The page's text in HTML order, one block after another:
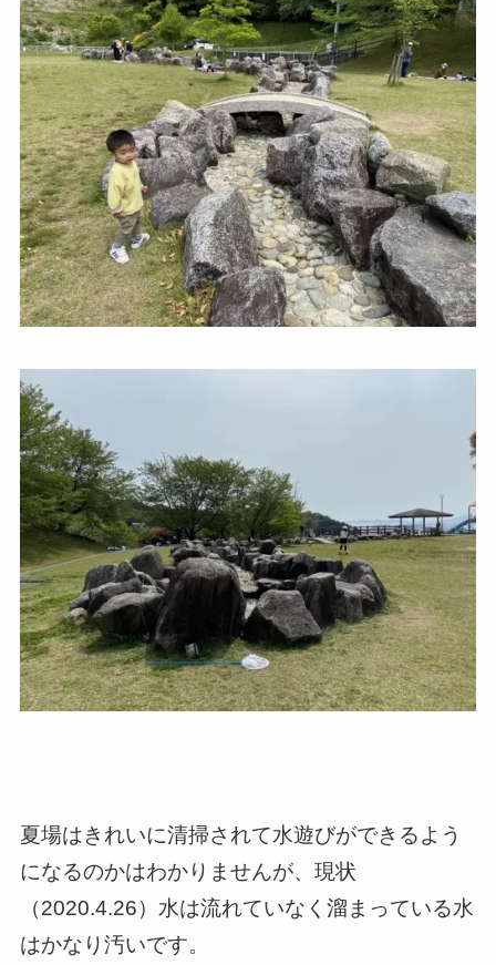
夏場はきれいに清掃されて水遊びができるよう
になるのかはわかりませんが、現状
（2020.4.26）水は流れていなく溜まっている水
はかなり汚いです。